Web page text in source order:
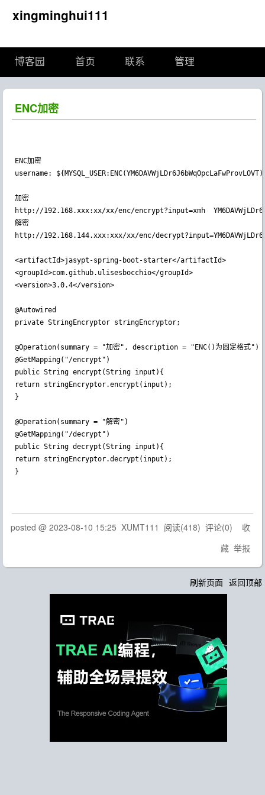
xingminghui111
博客园 首页 联系 管理
ENC加密
ENC加密
username:
加密
http://192.168.xxx:xx/xx/enc/encrypt?input=xmh
解密
http://192.168.144.xxx:xxx/xx/enc/
<artifactId>jasypt-spring-boot-starter</artifactId>
<groupId>com.github.ulisesbocchio</groupId>
<version>3.0.4</version>
@Autowired
private StringEncryptor stringEncryptor;
@Operation(summary = "加密", description = "ENC()为固定格式")
@GetMapping("/encrypt")
public String encrypt(String input){
return stringEncryptor.encrypt(input);
}
@Operation(summary = "解密")
@GetMapping("/decrypt")
public String decrypt(String input){
return stringEncryptor.decrypt(input);
posted @ 2023-08-10 15:25 XUMT111 阅读(418) 评论(0) 收
藏 举报
刷新页面 返回顶部